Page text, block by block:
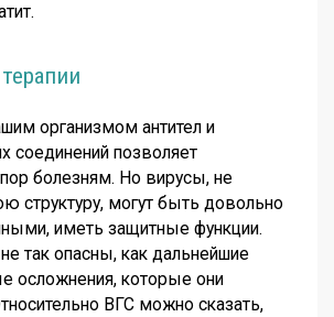
организмом антител и
соединений позволяет
болезням. Но вирусы, не
структуру, могут быть довольно
иметь защитные функции.
так опасны, как дальнейшие
осложнения, которые они
ВГС можно сказать,